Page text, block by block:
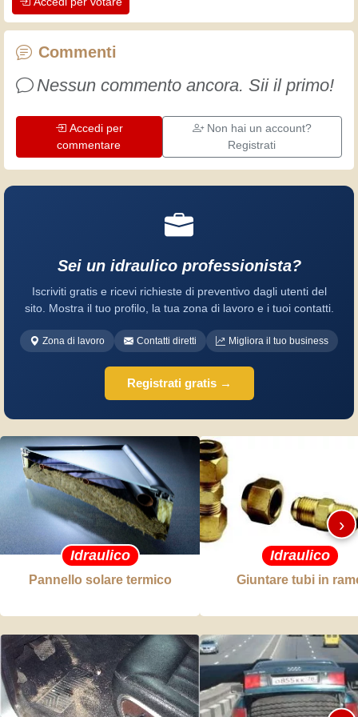
artigiani professionisti mettono nel loro
lavoro. Impariamo insieme, ogni giorno
è una occasione per migliorare. Buon
Commenti
Nessun commento ancora. Sii il primo!
Accedi per
commentare
Non hai un account?
Registrati
Sei un idraulico professionista?
Iscriviti gratis e ricevi richieste di preventivo dagli utenti del
sito. Mostra il tuo profilo, la tua zona di lavoro e i tuoi contatti.
Zona di lavoro Contatti diretti Migliora il tuo business
Registrati gratis →
Idraulico
Pannello solare termico
Idraulico
Giuntare tubi in
›